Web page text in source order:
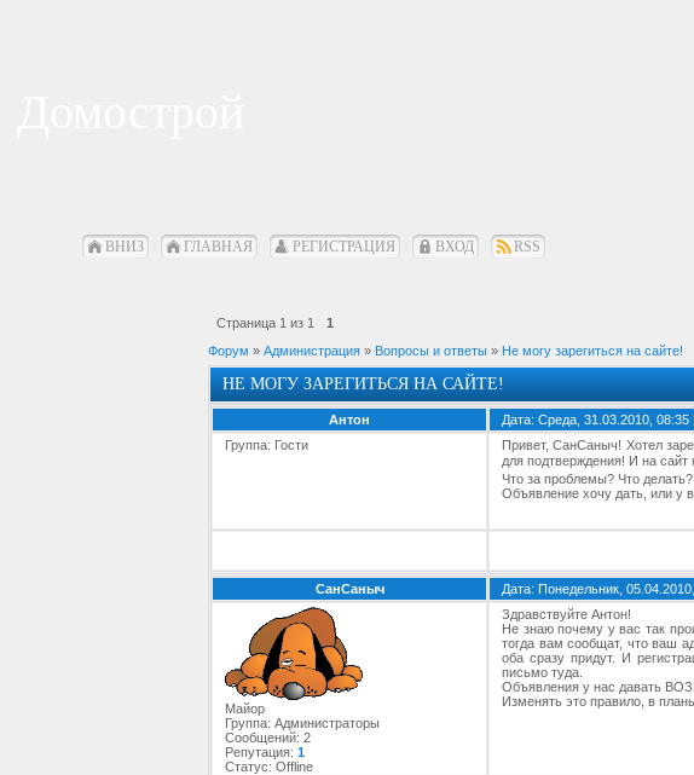
ВНИЗ ГЛАВНАЯ РЕГИСТРАЦИЯ ВХОД RSS
Страница 1 из 1
1
Форум » Администрация » Вопросы и ответы » Не могу зарегиться на сайте!
НЕ МОГУ ЗАРЕГИТЬСЯ НА САЙТЕ!
Антон Дата: Среда, 31.03.2010,
Группа: Гости
Привет, СанСаныч! Хотел
для подтверждения! И на сайт
Что за проблемы? Что делать?
Объявление хочу дать, или у
СанСаныч Дата: Понедельник,
Майор
Группа: Администраторы
Сообщений: 2
Репутация: 1
Статус: Offline
Здравствуйте Антон!
Не знаю почему у вас так
тогда вам сообщат, что ваш
оба сразу придут. И
письмо туда.
Объявления у нас давать
Изменять это правило, в